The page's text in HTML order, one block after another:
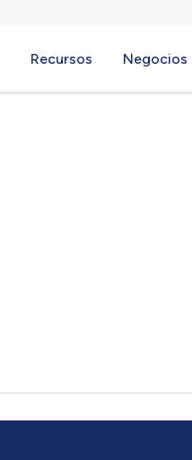
Recursos Negocios